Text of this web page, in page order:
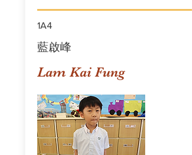
1A4
藍啟峰
Lam Kai Fung